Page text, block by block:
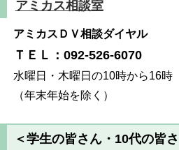
アミカス相談室
アミカスＤＶ相談ダイヤル
ＴＥＬ：092-526-6070
水曜日・木曜日の10時から16時
（年末年始を除く）
＜学生の皆さん・10代の皆